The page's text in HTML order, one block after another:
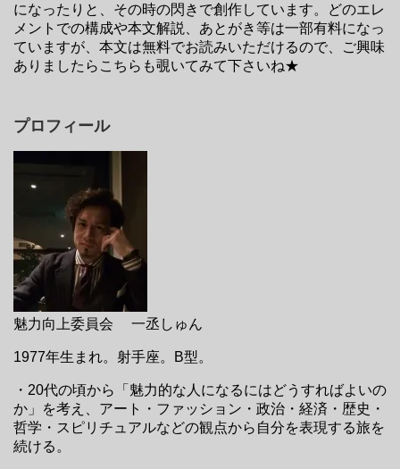
になったりと、その時の閃きで創作しています。どのエレ
メントでの構成や本文解説、あとがき等は一部有料になっ
ていますが、本文は無料でお読みいただけるので、ご興味
ありましたらこちらも覗いてみて下さいね★
プロフィール
魅力向上委員会 一丞しゅん
1977年生まれ。射手座。B型。
・20代の頃から「魅力的な人になるにはどうすればよいの
か」を考え、アート・ファッション・政治・経済・歴史・
哲学・スピリチュアルなどの観点から自分を表現する旅を
続ける。